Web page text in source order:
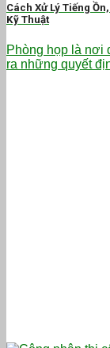
Cách Xử Lý Tiếng
Kỹ Thuật
Phòng họp là nơi
ra những quyết